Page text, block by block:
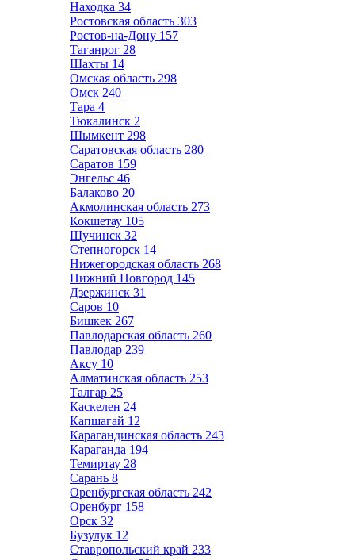
Находка 34
Ростовская область 303
Ростов-на-Дону 157
Таганрог 28
Шахты 14
Омская область 298
Омск 240
Тара 4
Тюкалинск 2
Шымкент 298
Саратовская область 280
Саратов 159
Энгельс 46
Балаково 20
Акмолинская область 273
Кокшетау 105
Щучинск 32
Степногорск 14
Нижегородская область 268
Нижний Новгород 145
Дзержинск 31
Саров 10
Бишкек 267
Павлодарская область 260
Павлодар 239
Аксу 10
Алматинская область 253
Талгар 25
Каскелен 24
Капшагай 12
Карагандинская область 243
Караганда 194
Темиртау 28
Сарань 8
Оренбургская область 242
Оренбург 158
Орск 32
Бузулук 12
Ставропольский край 233